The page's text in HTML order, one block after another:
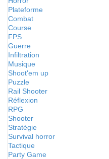
Plateforme
Combat
Course
FPS
Guerre
Infiltration
Musique
Shoot'em up
Puzzle
Rail Shooter
Réflexion
RPG
Shooter
Stratégie
Survival horror
Tactique
Party Game